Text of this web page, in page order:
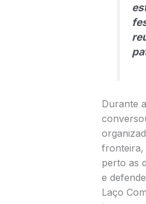
Durante
fronteira,
perto as
e
Laço